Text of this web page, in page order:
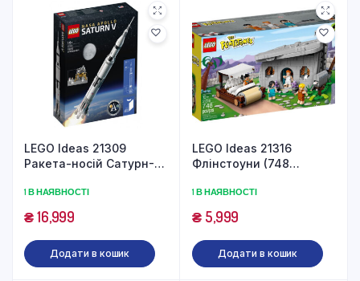
LEGO Ideas 21309
Ракета-носій Сатурн-5
1 В НАЯВНОСТІ
₴16,999
Додати в кошик
LEGO Ideas 21316
Флінстоуни (748
1 В НАЯВНОСТІ
₴5,999
Додати в кошик